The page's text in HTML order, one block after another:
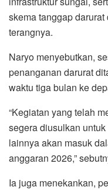
skema tanggap darurat
terangnya.
Naryo menyebutkan,
penanganan darurat
waktu tiga bulan ke
“Kegiatan yang telah
segera diusulkan
lainnya akan masuk
anggaran 2026,”
Ia juga menekankan,